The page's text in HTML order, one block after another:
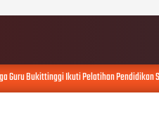
Guru Bukittinggi Ikuti Pelatihan Pendidikan